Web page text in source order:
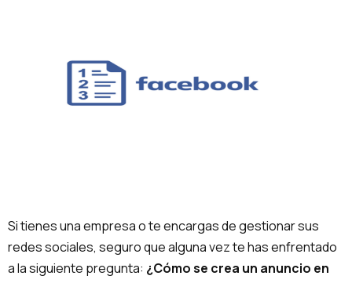
Si tienes una empresa o te encargas de gestionar sus
redes sociales, seguro que alguna vez te has enfrentado
a la siguiente pregunta: ¿Cómo se crea un anuncio en